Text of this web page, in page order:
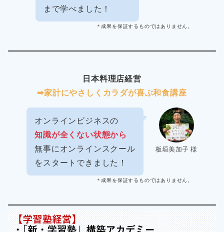
まで学べました！
＊成果を保証するものではありません。
日本料理店経営
➡︎家計にやさしくカラダが喜ぶ和食講座
板垣美加子 様
オンラインビジネスの
知識が全くない状態から
無事にオンラインスクール
をスタートできました！
＊成果を保証するものではありません。